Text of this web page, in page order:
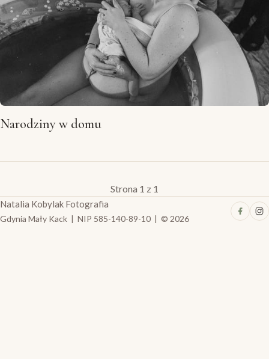
Narodziny w domu
Strona 1 z 1
Natalia Kobylak Fotografia
Gdynia Mały Kack | NIP 585-140-89-10 | © 2026